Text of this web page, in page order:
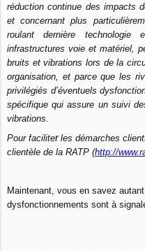
réduction continue des impacts
et concernant plus
roulant dernière technologie
infrastructures voie et matériel,
bruits et vibrations lors de la
organisation, et parce que les
privilégiés d’éventuels
spécifique qui assure un suivi
vibrations.
Pour faciliterles démarches
clientèle de la RATP (http://
Maintenant, vous en savez
dysfonctionnements sont à